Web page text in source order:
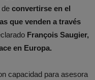
convertirse en el
que venden a través
François Saugier,
en Europa.
capacidad para asesora